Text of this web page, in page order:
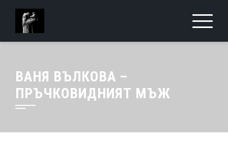
ВАНЯ ВЪЛКОВА –
ПРЪЧКОВИДНИЯТ МЪЖ